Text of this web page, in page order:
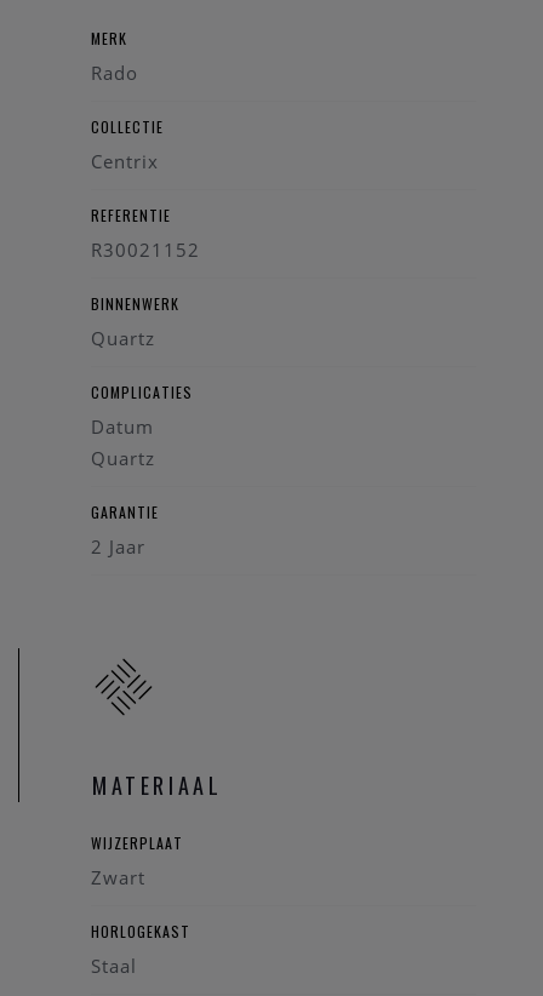
MERK
Rado
COLLECTIE
Centrix
REFERENTIE
R30021152
BINNENWERK
Quartz
COMPLICATIES
Datum
Quartz
GARANTIE
2 Jaar
MATERIAAL
WIJZERPLAAT
Zwart
HORLOGEKAST
Staal